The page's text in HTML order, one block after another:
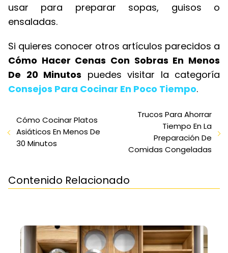
usar para preparar sopas, guisos o
ensaladas.
Si quieres conocer otros artículos parecidos a
Cómo Hacer Cenas Con Sobras En Menos
De 20 Minutos puedes visitar la categoría
Consejos Para Cocinar En Poco Tiempo.
Cómo Cocinar Platos
Asiáticos En Menos De
30 Minutos
Trucos Para Ahorrar
Tiempo En La
Preparación De
Comidas Congeladas
Contenido Relacionado